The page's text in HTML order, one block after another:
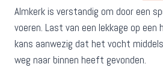
Almkerk is verstandig om door een
voeren. Last van een lekkage op een
kans aanwezig dat het vocht
weg naar binnen heeft gevonden.